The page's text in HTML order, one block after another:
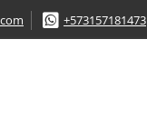
+573157181473